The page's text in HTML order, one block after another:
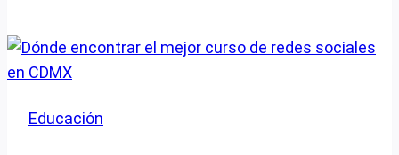
de
trata
Educación